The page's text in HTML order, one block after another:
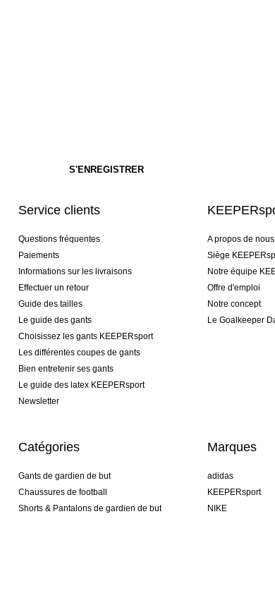
Service clients
Questions fréquentes
Paiements
Informations sur les livraisons
Effectuer un retour
Guide des tailles
Le guide des gants
Choisissez les gants KEEPERsport
Les différentes coupes de gants
Bien entretenir ses gants
Le guide des latex KEEPERsport
Newsletter
A propos de nous
Siège
Notre équipe
Offre d'emploi
Notre concept
Le Goalkeeper
Catégories
Gants de gardien de but
Chaussures de football
Shorts & Pantalons de gardien de but
Marques
adidas
KEEPERsport
NIKE